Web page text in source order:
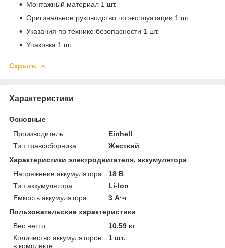
Монтажный материал 1 шт.
Оригинальное руководство по эксплуатации 1 шт.
Указания по технике безопасности 1 шт.
Упаковка 1 шт.
Скрыть
Характеристики
Основные
Производитель
Einhell
Тип травосборника
Жесткий
Характеристики электродвигателя, аккумулятора
Напряжение аккумулятора
18 В
Тип аккумулятора
Li-Ion
Емкость аккумулятора
3 А·ч
Пользовательские характеристики
Вес нетто
10.59 кг
Количество аккумуляторов
в комплекте
1 шт.